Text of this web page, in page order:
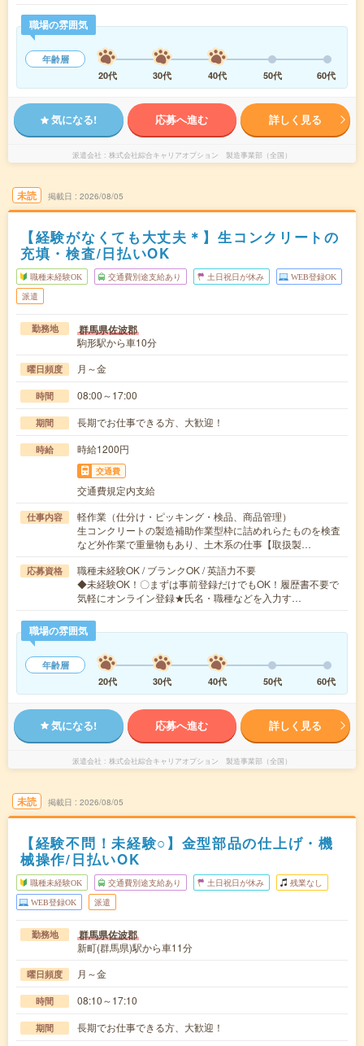
職場の雰囲気
年齢層
20代
30代 40代 50代 60代
気になる! 応募へ進む 詳しく見る
派遣会社 株式会社綜合キャリアオプション 製造事業部（全国）
未読 掲載日 2026/08/05
【経験がなくても大丈夫＊】生コンクリートの
充填・検査/日払いOK
職種未経験OK 交通費別途支給あり 土日祝日が休み WEB登録OK
派遣
勤務地 群馬県佐波郡
駒形駅から車10分
曜日頻度 月～金
時間 08:00～17:00
期間 長期でお仕事できる方、大歓迎！
時給 時給1200円
交通費
交通費規定内支給
仕事内容
軽作業（仕分け・ピッキング・検品、商品管理）
生コンクリートの製造補助作業型枠に詰めれらたものを検査
など外作業で重量物もあり、土木系の仕事【取扱製…
応募資格
職種未経験OK / ブランクOK / 英語力不要
◆未経験OK！〇まずは事前登録だけでもOK！履歴書不要で
気軽にオンライン登録★氏名・職種などを入力す…
職場の雰囲気
年齢層
20代
30代 40代 50代 60代
気になる! 応募へ進む 詳しく見る
派遣会社 株式会社綜合キャリアオプション 製造事業部（全国）
未読 掲載日 2026/08/05
【経験不問！未経験○】金型部品の仕上げ・機
械操作/日払いOK
職種未経験OK 交通費別途支給あり 土日祝日が休み 残業なし
WEB登録OK 派遣
勤務地 群馬県佐波郡
新町(群馬県)駅から車11分
曜日頻度 月～金
時間 08:10～17:10
期間 長期でお仕事できる方、大歓迎！